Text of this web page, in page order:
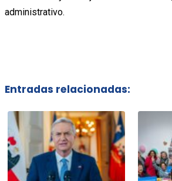
administrativo.
Entradas relacionadas: